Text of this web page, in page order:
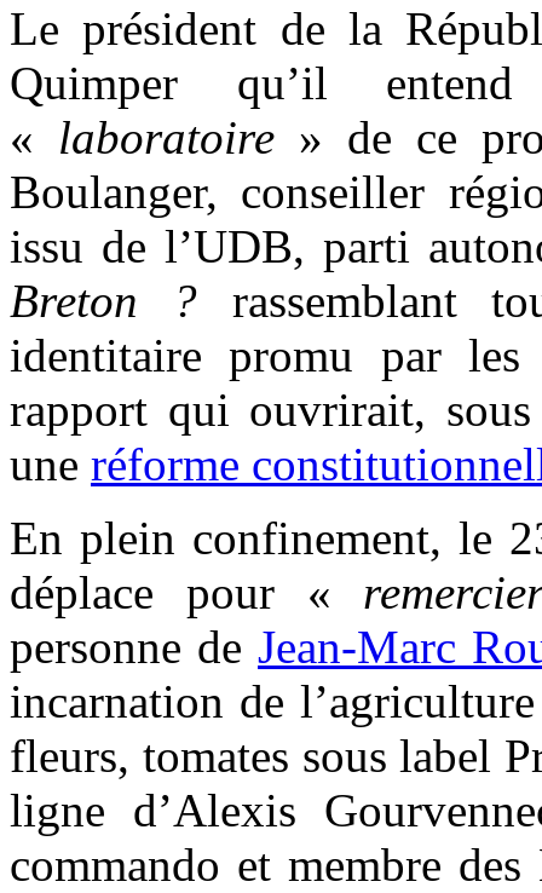
Le président de la
Quimper qu’il
« laboratoire» de ce
Boulanger, conseiller
issu de l’UDB, parti
Breton ? rassemblant
identitaire promu par les
rapport qui ouvrirait,
une réforme
En plein confinement, le
déplace pour «
personne de Jean-Marc
incarnation de
fleurs, tomates sous label
ligne d’Alexis
commando et membre